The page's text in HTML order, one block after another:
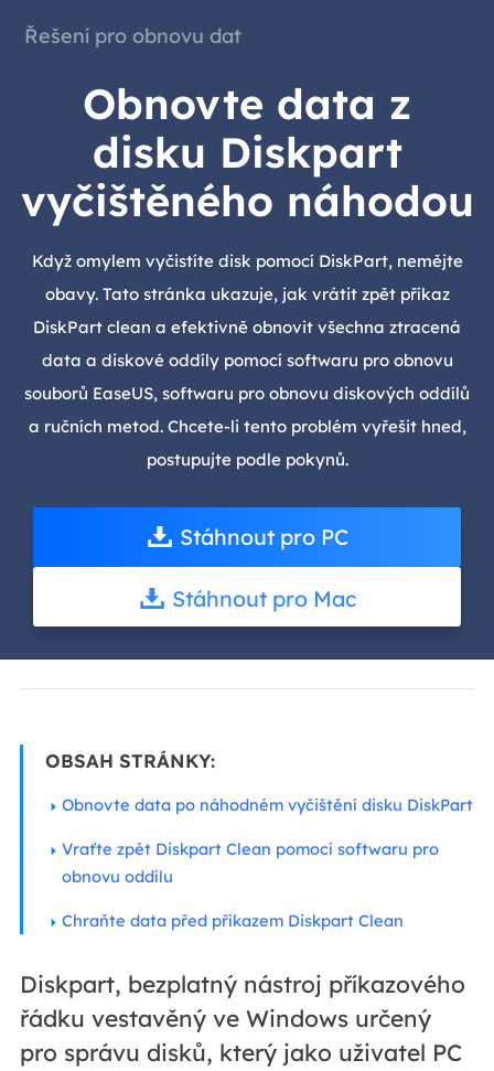
Řešení pro obnovu dat
Obnovte data z
disku Diskpart
vyčištěného náhodou
Když omylem vyčistíte disk pomocí DiskPart, nemějte
obavy. Tato stránka ukazuje, jak vrátit zpět příkaz
DiskPart clean a efektivně obnovit všechna ztracená
data a diskové oddíly pomocí softwaru pro obnovu
souborů EaseUS, softwaru pro obnovu diskových oddílů
a ručních metod. Chcete-li tento problém vyřešit hned,
postupujte podle pokynů.
Stáhnout pro PC
Stáhnout pro Mac
OBSAH STRÁNKY:
Obnovte data po náhodném vyčištění disku DiskPart
Vraťte zpět Diskpart Clean pomocí softwaru pro
obnovu oddílu
Chraňte data před příkazem Diskpart Clean
Diskpart, bezplatný nástroj příkazového
řádku vestavěný ve Windows určený
pro správu disků, který jako uživatel PC